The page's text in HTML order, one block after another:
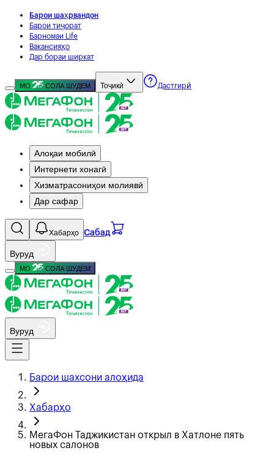
Барои шаҳрвандон
Барои тиҷорат
Барномаи Life
Вакансияҳо
Дар бораи ширкат
МО СОЛА ШУДЕМ Тоҷикӣ Дастгирӣ
Алоқаи мобилӣ
Интернети хонагӣ
Хизматрасониҳои молиявӣ
Дар сафар
Хабарҳо Сабад
Вуруд
МО СОЛА ШУДЕМ
Вуруд
Барои шахсони алоҳида
Хабарҳо
МегаФон Таджикистан открыл в Хатлоне пять
новых салонов